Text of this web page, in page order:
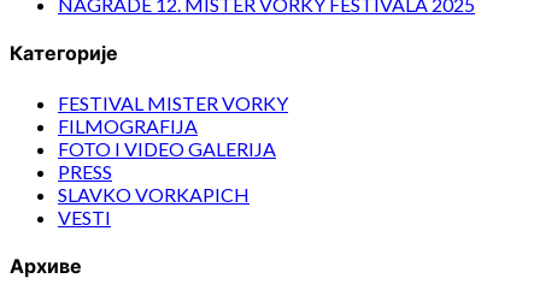
Категорије
FESTIVAL MISTER VORKY
FILMOGRAFIJA
FOTO I VIDEO GALERIJA
PRESS
SLAVKO VORKAPICH
VESTI
Архиве